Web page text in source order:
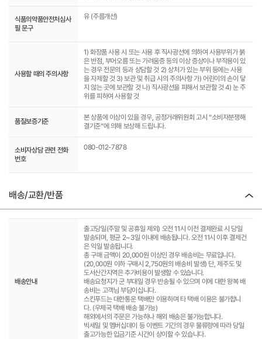
식품의약품안전처심사
필 문구
유 (주름개선)
사용할 때의 주의사항
1) 화장품 사용 시 또는 사용 후 직사광선에 의하여 사용부위가 붉
은 반점, 부어오름 또는 가려움증 등의 이상 증상이나 부작용이 있
는 경우 전문의 등과 상담할 것 2) 상처가 있는 부위 등에는 사용
을 자제할 것 3) 보관 및 취급 시의 주의사항 가) 어린이의 손이 닿
지 않는 곳에 보관할 것 나) 직사광선을 피해서 보관할 것 4) 눈 주
위를 피하여 사용할 것
품질보증기준
본 상품에 이상이 있을 경우, 공정거래위원회 고시 “소비자분쟁해
결기준”에 의해 보상해 드립니다.
소비자상담 관련 전화
번호
080-012-7878
배송/교환/반품
배송안내
출고당일(주말 및 공휴일 제외) 오전 11시 이전 결제완료 시 당일
발송되며, 평균 2~3일 이내에 배송됩니다. 오전 11시 이후 결제건
은 익일 발송됩니다.
총 구매 금액이 20,000원 이상인 경우 배송비는 무료입니다.
(20,000원 이하 구매시 2,750원의 배송비 발생) 단, 제주도 및
도서산간지역은 추가비용이 발생할 수 있습니다.
배송요청지가 군 부대일 경우 반송될 수 있으며 이에 대한 왕복 배
송비는 고객님 부담이십니다.
스킨푸드는 대한통운 택배만 이용하며 타 택배 이용은 불가합니
다. (우체국 택배 배송 불가능)
해외에서의 주문은 가능하나 해외 배송은 불가능합니다.
빅세일 및 멤버십데이 등 이벤트 기간의 경우 물류량에 따라 당일
출고가능한 입금기준 시간이 상이할 수 있습니다.